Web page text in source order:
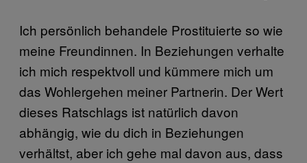
Ich persönlich behandele Prostituierte so wie
meine Freundinnen. In Beziehungen verhalte
ich mich respektvoll und kümmere mich um
das Wohlergehen meiner Partnerin. Der Wert
dieses Ratschlags ist natürlich davon
abhängig, wie du dich in Beziehungen
verhältst, aber ich gehe mal davon aus, dass